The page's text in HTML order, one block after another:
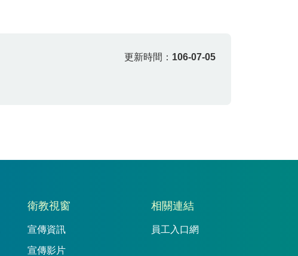
更新時間： 106-07-05
衛教視窗
宣傳資訊
宣傳影片
相關連結
員工入口網